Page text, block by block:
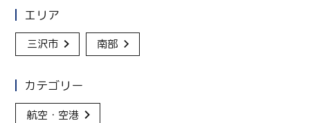
エリア
三沢市 南部
カテゴリー
航空・空港